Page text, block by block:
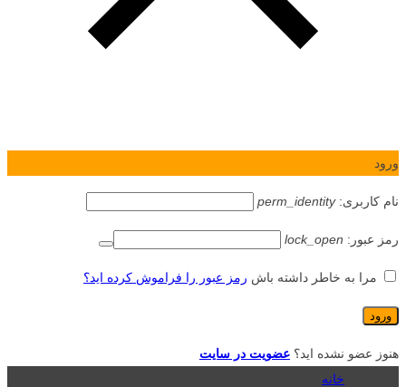
ورود
نام کاربری:perm_identity
رمز عبور: lock_open
مرا به خاطر داشته باش رمز عبور را فراموش کرده اید؟
هنوز عضو نشده اید؟ عضویت در سایت
خانه